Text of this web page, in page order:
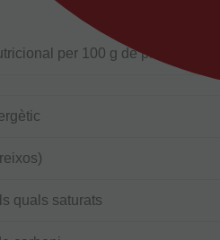
per 100 g de producte sec:
quals saturats